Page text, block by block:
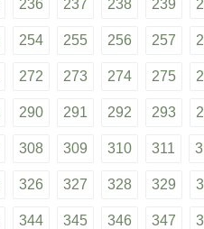
236 237 238 239
254 255 256 257
272 273 274 275
290 291 292 293
308 309 310 311
326 327 328 329
344 345 346 347